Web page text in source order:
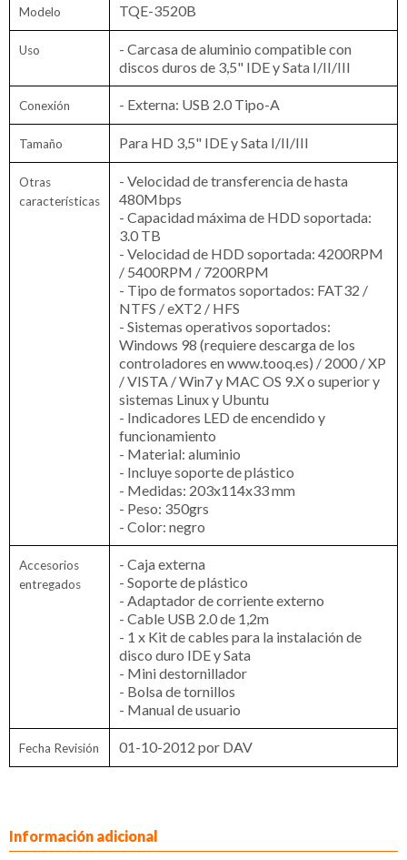
Modelo TQE-3520B
Uso
- Carcasa de aluminio compatible con
discos duros de 3,5" IDE y Sata I/II/III
Conexión - Externa: USB 2.0 Tipo-A
Tamaño Para HD 3,5" IDE y Sata I/II/III
Otras
características
- Velocidad de transferencia de hasta
480Mbps
- Capacidad máxima de HDD soportada:
3.0 TB
- Velocidad de HDD soportada: 4200RPM
/ 5400RPM / 7200RPM
- Tipo de formatos soportados: FAT32 /
NTFS / eXT2 / HFS
- Sistemas operativos soportados:
Windows 98 (requiere descarga de los
controladores en www.tooq.es) / 2000 / XP
/ VISTA / Win7 y MAC OS 9.X o superior y
sistemas Linux y Ubuntu
- Indicadores LED de encendido y
funcionamiento
- Material: aluminio
- Incluye soporte de plástico
- Medidas: 203x114x33 mm
- Peso: 350grs
- Color: negro
Accesorios
entregados
- Caja externa
- Soporte de plástico
- Adaptador de corriente externo
- Cable USB 2.0 de 1,2m
- 1 x Kit de cables para la instalación de
disco duro IDE y Sata
- Mini destornillador
- Bolsa de tornillos
- Manual de usuario
Fecha Revisión 01-10-2012 por DAV
Información adicional